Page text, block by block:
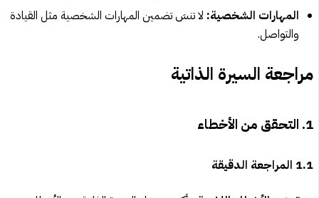
المهارات الشخصية: لا تنسَ تضمين المهارات الشخصية مثل القيادة
والتواصل.
مراجعة السيرة الذاتية
1. التحقق من الأخطاء
1.1 المراجعة الدقيقة